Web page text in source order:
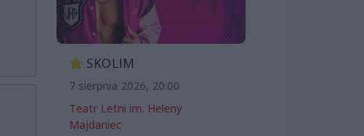
SKOLIM
7 sierpnia 2026, 20:00
Teatr Letni im. Heleny
Majdaniec